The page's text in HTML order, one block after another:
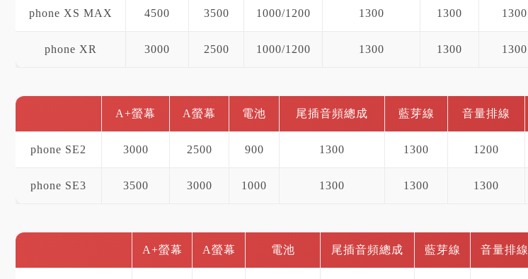
phone XS MAX 4500 3500 1000/1200 1300 1300 1300
phone XR 3000 2500 1000/1200 1300 1300 1300
A+螢幕 A螢幕 電池 尾插音頻總成 藍芽線 音量排線
phone SE2 3000 2500 900 1300 1300 1200
phone SE3 3500 3000 1000 1300 1300 1300
A+螢幕 A螢幕 電池 尾插音頻總成 藍芽線 音量排線